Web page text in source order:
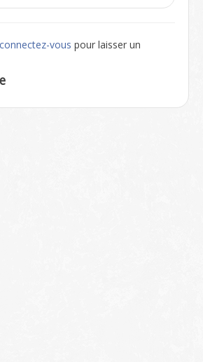
connectez-vous pour laisser un